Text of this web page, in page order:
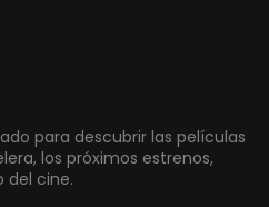
para descubrir las películas
los próximos estrenos,
del cine.